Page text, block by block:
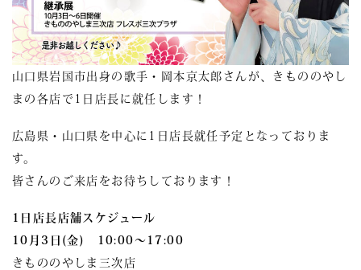
山口県岩国市出身の歌手・岡本京太郎さんが、きもののやし
まの各店で1日店長に就任します！
広島県・山口県を中心に1日店長就任予定となっておりま
す。
皆さんのご来店をお待ちしております！
1日店長店舗スケジュール
10月3日(金)
10:00～17:00
きもののやしま三次店